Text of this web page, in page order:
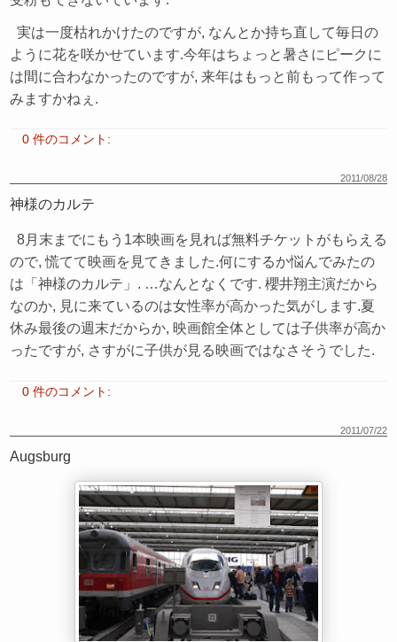
実は一度枯れかけたのですが, なんとか持ち直して毎日の
ように花を咲かせています.今年はちょっと暑さにピークに
は間に合わなかったのですが, 来年はもっと前もって作って
みますかねぇ.
0 件のコメント:
2011/08/28
神様のカルテ
8月末までにもう1本映画を見れば無料チケットがもらえる
ので, 慌てて映画を見てきました.何にするか悩んでみたの
は「神様のカルテ」. …なんとなくです. 櫻井翔主演だから
なのか, 見に来ているのは女性率が高かった気がします.夏
休み最後の週末だからか, 映画館全体としては子供率が高か
ったですが, さすがに子供が見る映画ではなさそうでした.
0 件のコメント:
2011/07/22
Augsburg